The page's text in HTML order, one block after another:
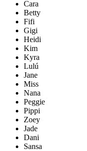
Cara
Betty
Fifi
Gigi
Heidi
Kim
Kyra
Lulú
Jane
Miss
Nana
Peggie
Pippi
Zoey
Jade
Dani
Sansa